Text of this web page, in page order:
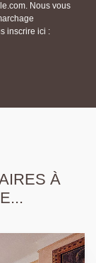
Nous vous
inscrire ici :
À